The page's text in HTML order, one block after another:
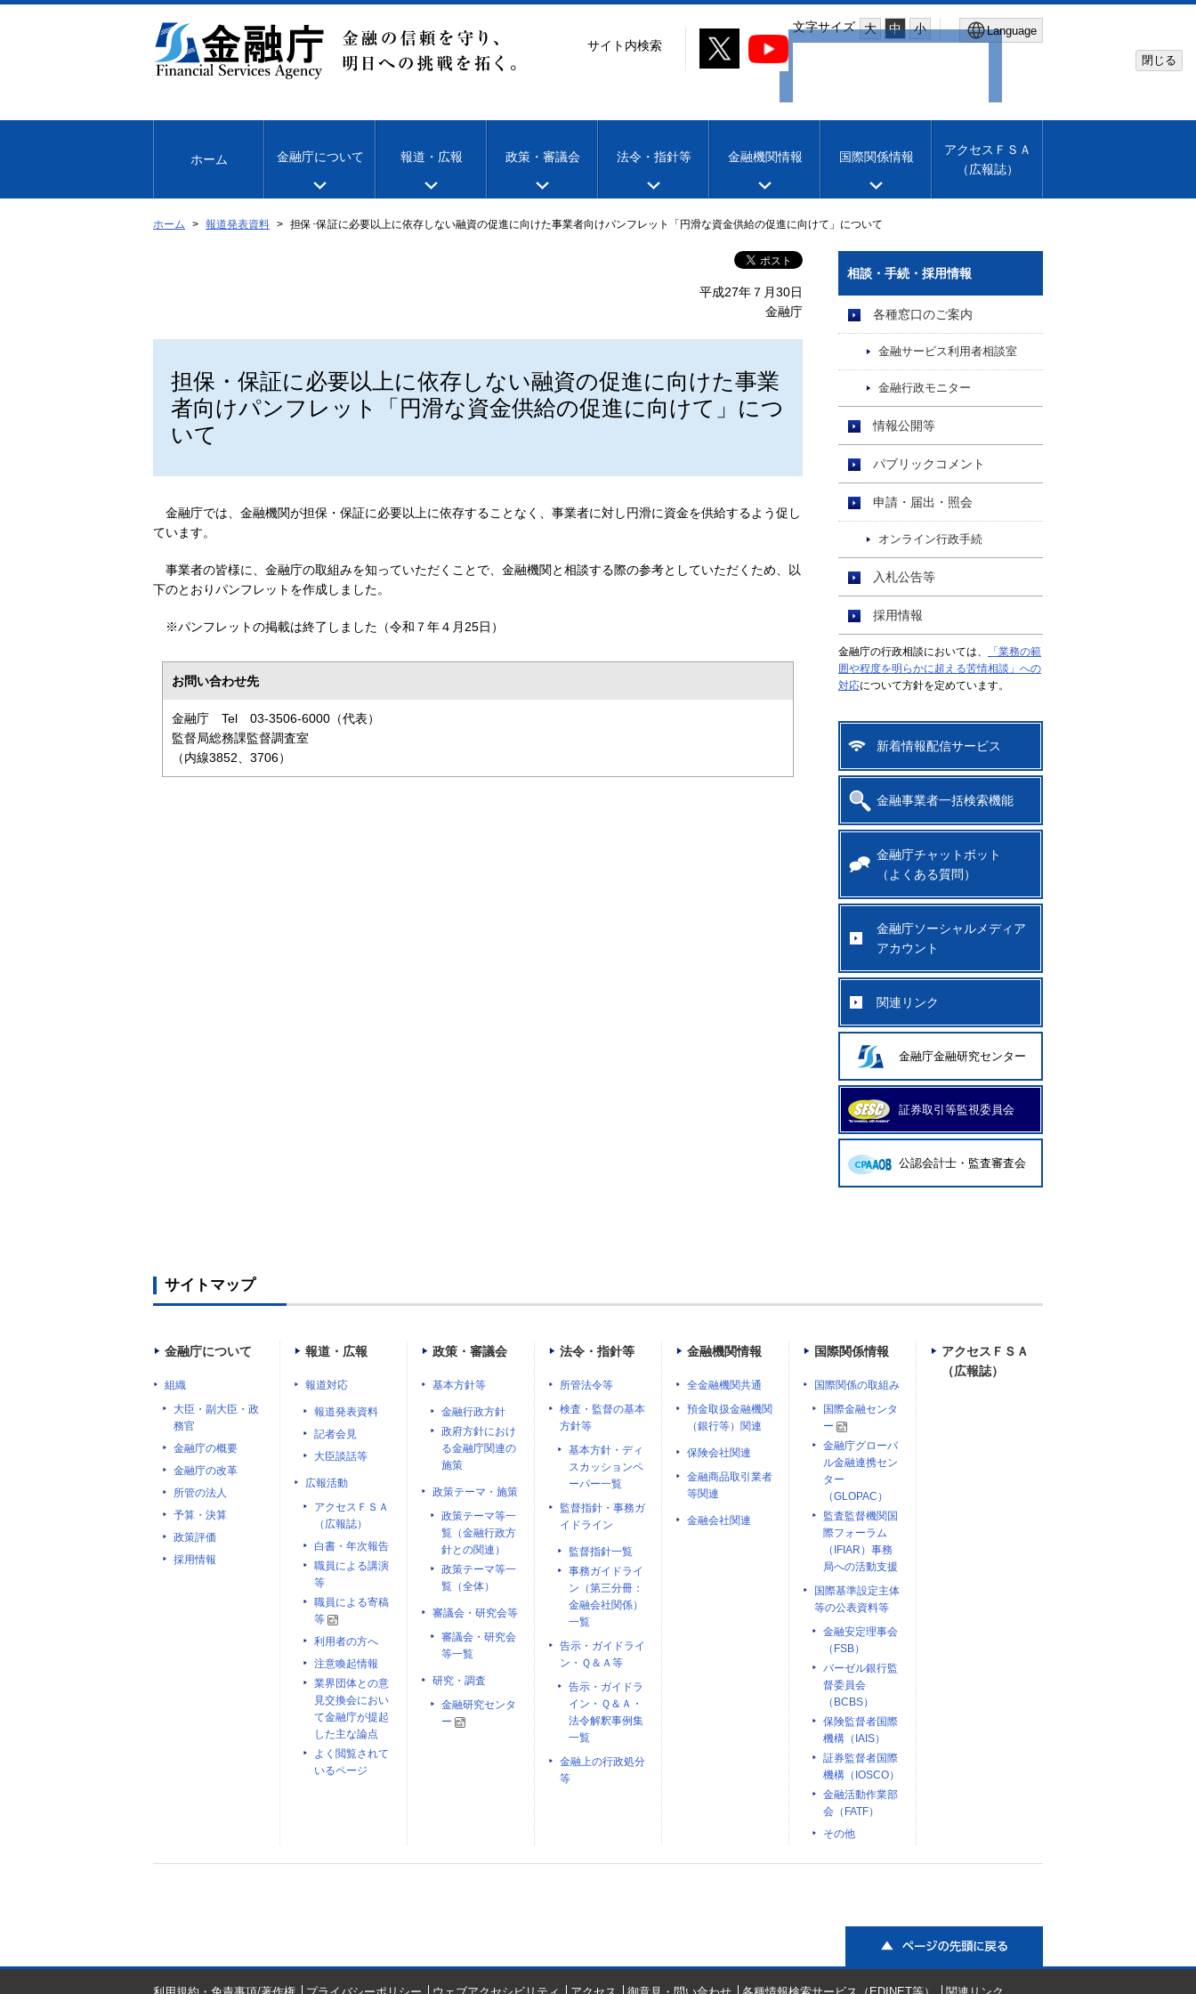
文
移
文字サイズ 大 中 小 Language
Machine translation
閉じる
サイト内検索
ホーム 金融庁について 報道・広報 政策・審議会 法令・指針等 金融機関情報 国際関係情報
アクセスＦＳＡ
（広報誌）
ホーム 報道発表資料 担保･保証に必要以上に依存しない融資の促進に向けた事業者向けパンフレット「円滑な資金供給の促進に向けて」について
平成27年７月30日
金融庁
担保・保証に必要以上に依存しない融資の促進に向けた事業
者向けパンフレット「円滑な資金供給の促進に向けて」につ
いて
金融庁では、金融機関が担保・保証に必要以上に依存することなく、事業者に対し円滑に資金を供給するよう促し
ています。
事業者の皆様に、金融庁の取組みを知っていただくことで、金融機関と相談する際の参考としていただくため、以
下のとおりパンフレットを作成しました。
※パンフレットの掲載は終了しました（令和７年４月25日）
お問い合わせ先
金融庁 Tel 03-3506-6000（代表）
監督局総務課監督調査室
（内線3852、3706）
相談・手続・採用情報
各種窓口のご案内
金融サービス利用者相談室
金融行政モニター
情報公開等
パブリックコメント
申請・届出・照会
オンライン行政手続
入札公告等
採用情報
金融庁の行政相談においては、
「業務の範
囲や程度を明らかに超える苦情相談」への
対応について方針を定めています。
新着情報配信サービス
金融事業者一括検索機能
金融庁チャットボット
（よくある質問）
金融庁ソーシャルメディア
アカウント
関連リンク
金融庁金融研究センター
証券取引等監視委員会
公認会計士・監査審査会
サイトマップ
金融庁について
組織
大臣・副大臣・政
務官
金融庁の概要
金融庁の改革
所管の法人
予算・決算
政策評価
採用情報
報道・広報
報道対応
報道発表資料
記者会見
大臣談話等
広報活動
アクセスＦＳＡ
（広報誌）
白書・年次報告
職員による講演
等
職員による寄稿
等
利用者の方へ
注意喚起情報
業界団体との意
見交換会におい
て金融庁が提起
した主な論点
よく閲覧されて
いるページ
政策・審議会
基本方針等
金融行政方針
政府方針におけ
る金融庁関連の
施策
政策テーマ・施策
政策テーマ等一
覧（金融行政方
針との関連）
政策テーマ等一
覧（全体）
審議会・研究会等
審議会・研究会
等一覧
研究・調査
金融研究センタ
ー
法令・指針等
所管法令等
検査・監督の基本
方針等
基本方針・ディ
スカッションペ
ーパー一覧
監督指針・事務ガ
イドライン
監督指針一覧
事務ガイドライ
ン（第三分冊：
金融会社関係）
一覧
告示・ガイドライ
ン・Ｑ＆Ａ等
告示・ガイドラ
イン・Ｑ＆Ａ・
法令解釈事例集
一覧
金融上の行政処分
等
金融機関情報
全金融機関共通
預金取扱金融機関
（銀行等）関連
保険会社関連
金融商品取引業者
等関連
金融会社関連
国際関係情報
国際関係の取組み
国際金融センタ
ー
金融庁グローバ
ル金融連携セン
ター
（GLOPAC）
監査監督機関国
際フォーラム
（IFIAR）事務
局への活動支援
国際基準設定主体
等の公表資料等
金融安定理事会
（FSB）
バーゼル銀行監
督委員会
（BCBS）
保険監督者国際
機構（IAIS）
証券監督者国際
機構（IOSCO）
金融活動作業部
会（FATF）
その他
アクセスＦＳＡ
（広報誌）